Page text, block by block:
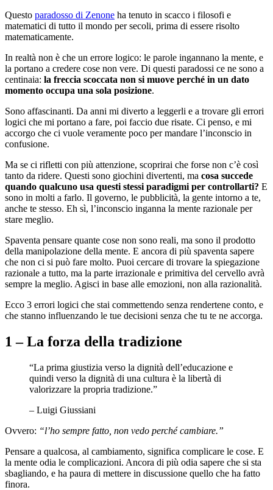
Questo paradosso di Zenone ha tenuto in scacco i filosofi e
matematici di tutto il mondo per secoli, prima di essere risolto
matematicamente.
In realtà non è che un errore logico: le parole ingannano la mente, e
la portano a credere cose non vere. Di questi paradossi ce ne sono a
centinaia: la freccia scoccata non si muove perché in un dato
momento occupa una sola posizione.
Sono affascinanti. Da anni mi diverto a leggerli e a trovare gli errori
logici che mi portano a fare, poi faccio due risate. Ci penso, e mi
accorgo che ci vuole veramente poco per mandare l’inconscio in
confusione.
Ma se ci rifletti con più attenzione, scoprirai che forse non c’è così
tanto da ridere. Questi sono giochini divertenti, ma cosa succede
quando qualcuno usa questi stessi paradigmi per controllarti? E
sono in molti a farlo. Il governo, le pubblicità, la gente intorno a te,
anche te stesso. Eh sì, l’inconscio inganna la mente razionale per
stare meglio.
Spaventa pensare quante cose non sono reali, ma sono il prodotto
della manipolazione della mente. E ancora di più spaventa sapere
che non ci si può fare molto. Puoi cercare di trovare la spiegazione
razionale a tutto, ma la parte irrazionale e primitiva del cervello avrà
sempre la meglio. Agisci in base alle emozioni, non alla razionalità.
Ecco 3 errori logici che stai commettendo senza rendertene conto, e
che stanno influenzando le tue decisioni senza che tu te ne accorga.
1 – La forza della tradizione
“La prima giustizia verso la dignità dell’educazione e
quindi verso la dignità di una cultura è la libertà di
valorizzare la propria tradizione.”
– Luigi Giussiani
Ovvero: “l’ho sempre fatto, non vedo perché cambiare.”
Pensare a qualcosa, al cambiamento, significa complicare le cose. E
la mente odia le complicazioni. Ancora di più odia sapere che si sta
sbagliando, e ha paura di mettere in discussione quello che ha fatto
finora.